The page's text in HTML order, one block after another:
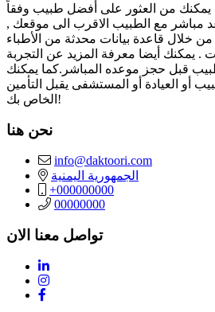
من العثور على أفضل طبيب وفقاً
مباشر مع الطبيب الاقرب الى موقعك ,
خلال قاعدة بيانات محدثة من الأطباء
. يمكنك أيضا معرفة المزيد عن التجربة
قبل حجز موعده المباشر.كما يمكنك
أو العيادة أو المستشفى يقبل التأمين
الخاص بك!
نحن هنا
info@daktoori.com
الجمهورية اليمنية
+000000000
00000000
تواصل معنا الان